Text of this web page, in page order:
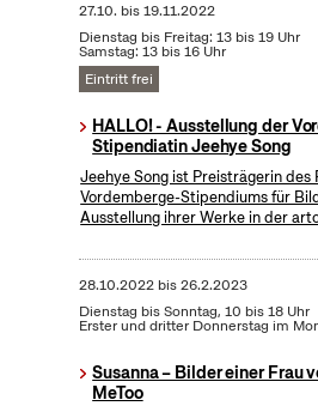
27.10. bis19.11.2022
Dienstag bis Freitag: 13 bis 19 Uhr
Samstag: 13 bis 16 Uhr
Eintritt frei
HALLO! - Ausstellung der
Stipendiatin Jeehye Song
Jeehye Song ist Preisträgerin
Vordemberge-Stipendiums für
Ausstellung ihrer Werke in der
28.10.2022bis26.2.2023
Dienstag bis Sonntag, 10 bis 18 Uhr
Erster und dritter Donnerstag im
Susanna – Bilder einer Frau
MeToo